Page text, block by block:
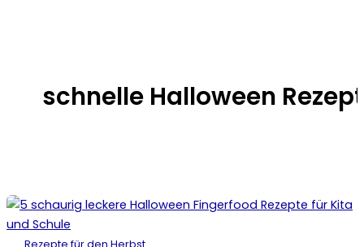
schnelle Halloween
Rezepte für den Herbst